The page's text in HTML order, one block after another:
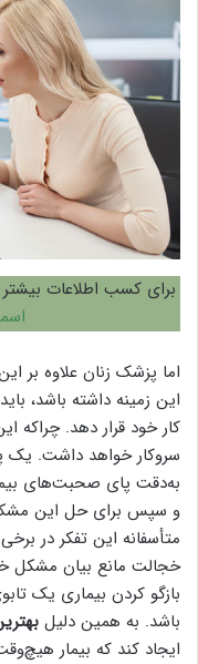
برای کسب اطلاعات
اما پزشک زنان علاوه بر
این زمینه داشته باشد،
کار خود قرار دهد.
سروکار خواهد داشت. یک
به‌دقت پای صحبت‌های
و سپس برای حل این
متأسفانه این تفکر در
خجالت مانع بیان مشکل
بازگو کردن بیماری یک
باشد. به همین دلیل
ایجاد کند که بیمار